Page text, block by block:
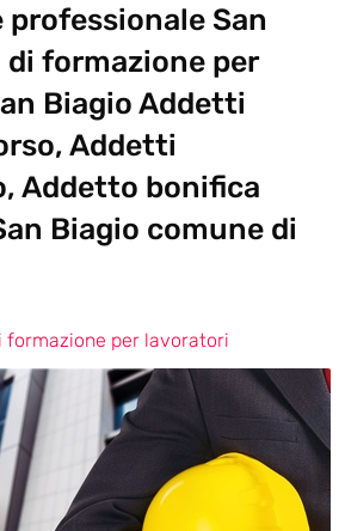
professionale San
di formazione per
Biagio Addetti
Addetti
Addetto bonifica
Biagio comune di
formazione per lavoratori